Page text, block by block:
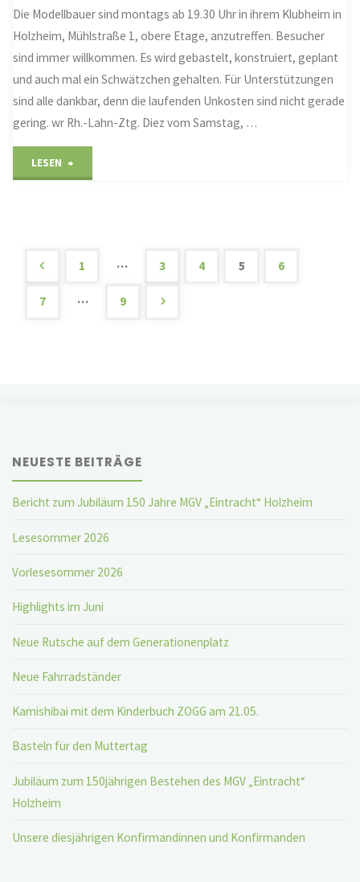
Die Modellbauer sind montags ab 19.30 Uhr in ihrem Klubheim in
Holzheim, Mühlstraße 1, obere Etage, anzutreffen. Besucher
sind immer willkommen. Es wird gebastelt, konstruiert, geplant
und auch mal ein Schwätzchen gehalten. Für Unterstützungen
sind alle dankbar, denn die laufenden Unkosten sind nicht gerade
gering. wr Rh.-Lahn-Ztg. Diez vom Samstag, …
LESEN
Klubheim"
Seitennummerierung
1 … 3 4 5 6
7 … 9
NEUESTE BEITRÄGE
Bericht zum Jubiläum 150 Jahre MGV „Eintracht“ Holzheim
Lesesommer 2026
Vorlesesommer 2026
Highlights im Juni
Neue Rutsche auf dem Generationenplatz
Neue Fahrradständer
Kamishibai mit dem Kinderbuch ZOGG am 21.05.
Basteln für den Muttertag
Jubiläum zum 150jährigen Bestehen des MGV „Eintracht“
Holzheim
Unsere diesjährigen Konfirmandinnen und Konfirmanden